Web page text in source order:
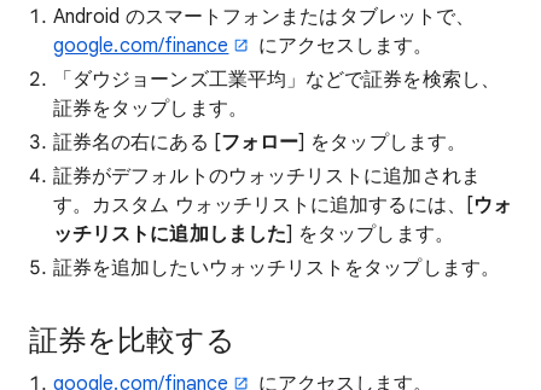
Android のスマートフォンまたはタブレットで、
google.com/finance
にアクセスします。
「ダウジョーンズ工業平均」などで証券を検索し、
証券をタップします。
証券名の右にある [フォロー] をタップします。
証券がデフォルトのウォッチリストに追加されま
す。カスタム ウォッチリストに追加するには、[ウォ
ッチリストに追加しました] をタップします。
証券を追加したいウォッチリストをタップします。
証券を比較する
google.com/finance
にアクセスします。